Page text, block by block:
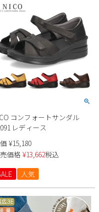
コンフォートサンダル
レディース
¥15,180
価格 ¥13,662税込
人気